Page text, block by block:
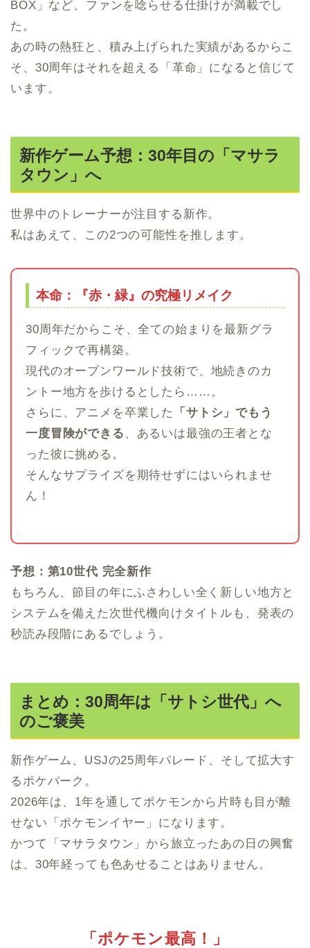
BOX」など、ファンを唸らせる仕掛けが満載でし
た。
あの時の熱狂と、積み上げられた実績があるからこ
そ、30周年はそれを超える「革命」になると信じて
います。
新作ゲーム予想：30年目の「マサラ
タウン」へ
世界中のトレーナーが注目する新作。
私はあえて、この2つの可能性を推します。
本命：『赤・緑』の究極リメイク
30周年だからこそ、全ての始まりを最新グラ
フィックで再構築。
現代のオープンワールド技術で、地続きのカ
ントー地方を歩けるとしたら……。
さらに、アニメを卒業した
「サトシ」でもう
一度冒険ができる 、あるいは最強の王者とな
った彼に挑める。
そんなサプライズを期待せずにはいられませ
ん！
予想：第10世代 完全新作
もちろん、節目の年にふさわしい全く新しい地方と
システムを備えた次世代機向けタイトルも、発表の
秒読み段階にあるでしょう。
まとめ：30周年は「サトシ世代」へ
のご褒美
新作ゲーム、USJの25周年パレード、そして拡大す
るポケパーク。
2026年は、1年を通してポケモンから片時も目が離
せない「ポケモンイヤー」になります。
かつて「マサラタウン」から旅立ったあの日の興奮
は、30年経っても色あせることはありません。
「ポケモン最高！」